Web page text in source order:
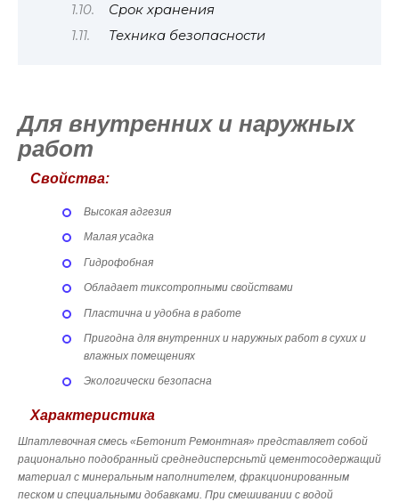
Срок хранения
Техника безопасности
Для внутренних и наружных
работ
Свойства:
Высокая адгезия
Малая усадка
Гидрофобная
Обладает тиксотропными свойствами
Пластична и удобна в работе
Пригодна для внутренних и наружных работ в сухих и
влажных помещениях
Экологически безопасна
Характеристика
Шпатлевочная смесь «Бетонит Ремонтная» представляет собой
рационально подобранный среднедисперсньтй цементосодержащий
материал с минеральным наполнителем, фракционированным
песком и специальными добавками. При смешивании с водой